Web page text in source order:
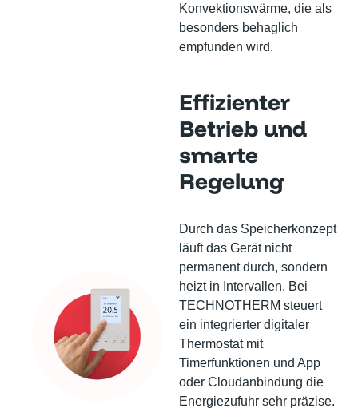
Konvektionswärme, die als
besonders behaglich
empfunden wird.
Effizienter
Betrieb und
smarte
Regelung
Durch das Speicherkonzept
läuft das Gerät nicht
permanent durch, sondern
heizt in Intervallen. Bei
TECHNOTHERM steuert
ein integrierter digitaler
Thermostat mit
Timerfunktionen und App
oder Cloudanbindung die
Energiezufuhr sehr präzise.